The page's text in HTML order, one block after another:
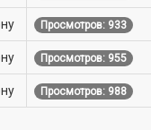
Просмотров: 933
Просмотров: 955
Просмотров: 988